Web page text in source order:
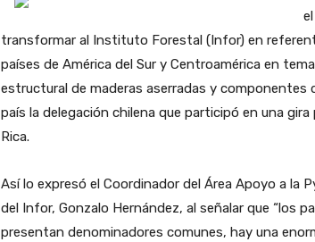
transformar al Instituto Forestal (Infor) en
países de América del Sur y Centroamérica en
estructural de maderas aserradas y componentes
país la delegación chilena que participó en una
Rica.
Así lo expresó el Coordinador del Área Apoyo a la
del Infor, Gonzalo Hernández, al señalar que “los
presentan denominadores comunes, hay una